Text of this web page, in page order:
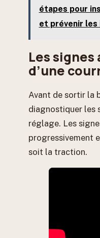
étapes pour
et prévenir les
Les
d’une
Avant de sortir la
diagnostiquer les
réglage. Les
progressivement
soit la traction.